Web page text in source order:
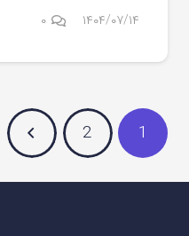
۱۴۰۴/۰۷/۱۴ ۰
1
2